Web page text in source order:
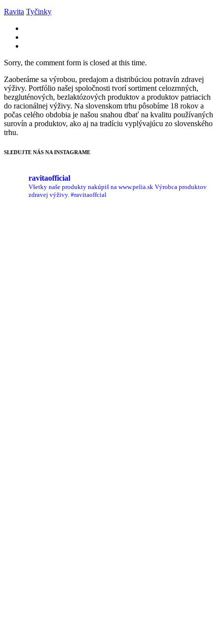
Ravita Tyčinky
Sorry, the comment form is closed at this time.
Zaoberáme sa výrobou, predajom a distribúciou potravín zdravej
výživy. Portfólio našej spoločnosti tvorí sortiment celozrnných,
bezgluténových, bezlaktózových produktov a produktov patriacich
do racionálnej výživy. Na slovenskom trhu pôsobíme 18 rokov a
počas celého obdobia je našou snahou dbať na kvalitu používaných
surovín a produktov, ako aj na tradíciu vyplývajúcu zo slovenského
trhu.
SLEDUJTE NÁS NA INSTAGRAME
ravitaofficial
Všetky naše produkty nakúpiš na www.pelia.sk Výrobca produktov
zdravej výživy. #ravitaoffcial